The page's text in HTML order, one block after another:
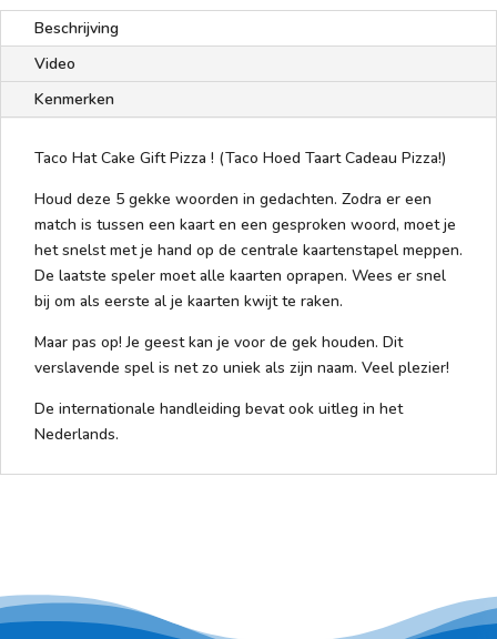
Beschrijving
Video
Kenmerken
Taco Hat Cake Gift Pizza ! (Taco Hoed Taart Cadeau Pizza!)
Houd deze 5 gekke woorden in gedachten. Zodra er een
match is tussen een kaart en een gesproken woord, moet je
het snelst met je hand op de centrale kaartenstapel meppen.
De laatste speler moet alle kaarten oprapen. Wees er snel
bij om als eerste al je kaarten kwijt te raken.
Maar pas op! Je geest kan je voor de gek houden. Dit
verslavende spel is net zo uniek als zijn naam. Veel plezier!
De internationale handleiding bevat ook uitleg in het
Nederlands.